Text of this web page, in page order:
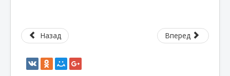
Назад Вперед